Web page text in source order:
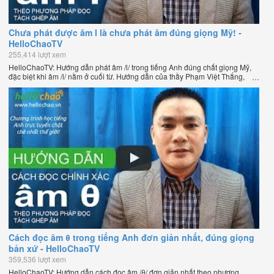
Chưa phát được âm l là chưa phát âm đúng giọng Mỹ! -
HelloChaoTV
255,414 lượt xem
HelloChaoTV: Hướng dẫn phát âm /l/ trong tiếng Anh đúng chất giọng Mỹ,
đặc biệt khi âm /l/ nằm ở cuối từ. Hướng dẫn của thầy Phạm Việt Thắng,
đồng sáng lập HelloChao.vn - Chương trình dạy tiếng Anh trực tuyến chặt
chẽ nhất thế giới.
Cách đọc âm θ trong tiếng Anh đơn giản nhất, đúng giọng
bản xứ - HelloChaoTV
359,536 lượt xem
HelloChaoTV: Hướng dẫn cách đọc âm /θ/ đơn giản nhất theo phương